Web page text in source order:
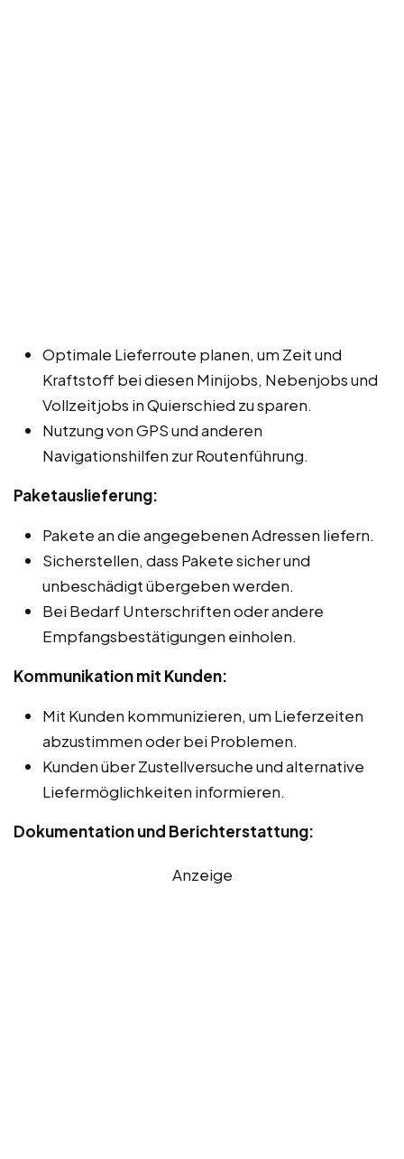
Optimale Lieferroute planen, um Zeit und
Kraftstoff bei diesen Minijobs, Nebenjobs und
Vollzeitjobs in Quierschied zu sparen.
Nutzung von GPS und anderen
Navigationshilfen zur Routenführung.
Paketauslieferung:
Pakete an die angegebenen Adressen liefern.
Sicherstellen, dass Pakete sicher und
unbeschädigt übergeben werden.
Bei Bedarf Unterschriften oder andere
Empfangsbestätigungen einholen.
Kommunikation mit Kunden:
Mit Kunden kommunizieren, um Lieferzeiten
abzustimmen oder bei Problemen.
Kunden über Zustellversuche und alternative
Liefermöglichkeiten informieren.
Dokumentation und Berichterstattung:
Anzeige